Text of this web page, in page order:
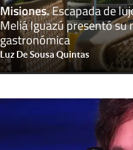
Misiones.Escapada de
Meliá Iguazú presentó
gastronómica
Luz De Sousa Quintas